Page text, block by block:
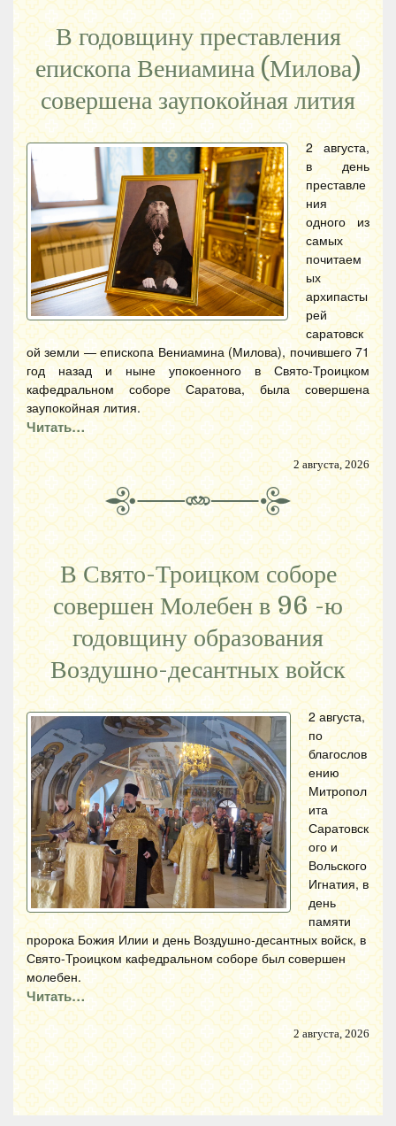
В годовщину преставления
епископа Вениамина (Милова)
совершена заупокойная лития
2 августа,
в день
преставле
ния
одного из
самых
почитаем
ых
архипасты
рей
саратовск
ой земли — епископа Вениамина (Милова), почившего 71
год назад и ныне упокоенного в Свято-Троицком
кафедральном соборе Саратова, была совершена
заупокойная лития.
Читать…
2 августа, 2026
В Свято-Троицком соборе
совершен Молебен в 96 -ю
годовщину образования
Воздушно-десантных войск
2 августа,
по
благослов
ению
Митропол
ита
Саратовск
ого и
Вольского
Игнатия, в
день
памяти
пророка Божия Илии и день Воздушно-десантных войск, в
Свято-Троицком кафедральном соборе был совершен
молебен.
Читать…
2 августа, 2026